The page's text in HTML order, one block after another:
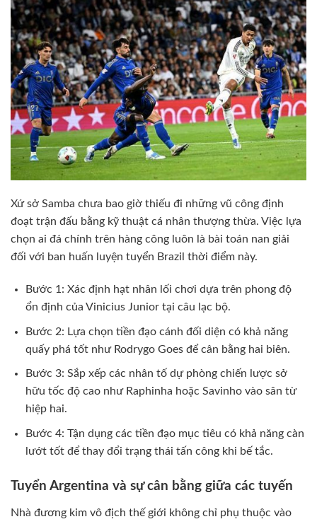
Xứ sở Samba chưa bao giờ thiếu đi những vũ công định
đoạt trận đấu bằng kỹ thuật cá nhân thượng thừa. Việc lựa
chọn ai đá chính trên hàng công luôn là bài toán nan giải
đối với ban huấn luyện tuyển Brazil thời điểm này.
Bước 1: Xác định hạt nhân lối chơi dựa trên phong độ
ổn định của Vinicius Junior tại câu lạc bộ.
Bước 2: Lựa chọn tiền đạo cánh đối diện có khả năng
quấy phá tốt như Rodrygo Goes để cân bằng hai biên.
Bước 3: Sắp xếp các nhân tố dự phòng chiến lược sở
hữu tốc độ cao như Raphinha hoặc Savinho vào sân từ
hiệp hai.
Bước 4: Tận dụng các tiền đạo mục tiêu có khả năng càn
lướt tốt để thay đổi trạng thái tấn công khi bế tắc.
Tuyển Argentina và sự cân bằng giữa các tuyến
Nhà đương kim vô địch thế giới không chỉ phụ thuộc vào